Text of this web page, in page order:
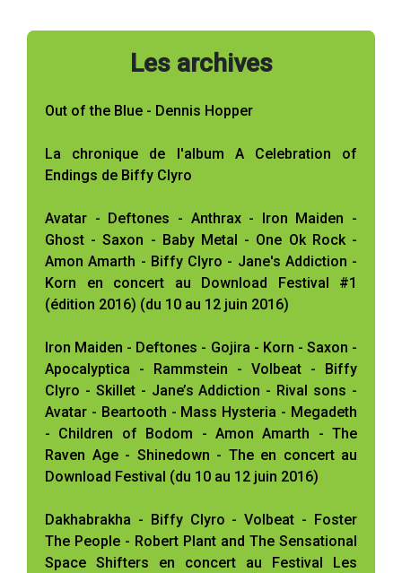
Les archives
Out of the Blue - Dennis Hopper
La chronique de l'album A Celebration of
Endings de Biffy Clyro
Avatar - Deftones - Anthrax - Iron Maiden -
Ghost - Saxon - Baby Metal - One Ok Rock -
Amon Amarth - Biffy Clyro - Jane's Addiction -
Korn en concert au Download Festival #1
(édition 2016) (du 10 au 12 juin 2016)
Iron Maiden - Deftones - Gojira - Korn - Saxon -
Apocalyptica - Rammstein - Volbeat - Biffy
Clyro - Skillet - Jane’s Addiction - Rival sons -
Avatar - Beartooth - Mass Hysteria - Megadeth
- Children of Bodom - Amon Amarth - The
Raven Age - Shinedown - The en concert au
Download Festival (du 10 au 12 juin 2016)
Dakhabrakha - Biffy Clyro - Volbeat - Foster
The People - Robert Plant and The Sensational
Space Shifters en concert au Festival Les